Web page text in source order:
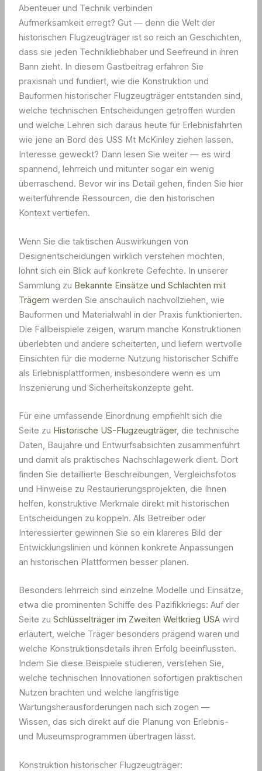
Abenteuer und Technik verbinden
Aufmerksamkeit erregt? Gut — denn die Welt der
historischen Flugzeugträger ist so reich an Geschichten,
dass sie jeden Technikliebhaber und Seefreund in ihren
Bann zieht. In diesem Gastbeitrag erfahren Sie
praxisnah und fundiert, wie die Konstruktion und
Bauformen historischer Flugzeugträger entstanden sind,
welche technischen Entscheidungen getroffen wurden
und welche Lehren sich daraus heute für Erlebnisfahrten
wie jene an Bord des USS Mt McKinley ziehen lassen.
Interesse geweckt? Dann lesen Sie weiter — es wird
spannend, lehrreich und mitunter sogar ein wenig
überraschend. Bevor wir ins Detail gehen, finden Sie hier
weiterführende Ressourcen, die den historischen
Kontext vertiefen.
Wenn Sie die taktischen Auswirkungen von
Designentscheidungen wirklich verstehen möchten,
lohnt sich ein Blick auf konkrete Gefechte. In unserer
Sammlung zu Bekannte Einsätze und Schlachten mit
Trägern werden Sie anschaulich nachvollziehen, wie
Bauformen und Materialwahl in der Praxis funktionierten.
Die Fallbeispiele zeigen, warum manche Konstruktionen
überlebten und andere scheiterten, und liefern wertvolle
Einsichten für die moderne Nutzung historischer Schiffe
als Erlebnisplattformen, insbesondere wenn es um
Inszenierung und Sicherheitskonzepte geht.
Für eine umfassende Einordnung empfiehlt sich die
Seite zu Historische US-Flugzeugträger, die technische
Daten, Baujahre und Entwurfsabsichten zusammenführt
und damit als praktisches Nachschlagewerk dient. Dort
finden Sie detaillierte Beschreibungen, Vergleichsfotos
und Hinweise zu Restaurierungsprojekten, die Ihnen
helfen, konstruktive Merkmale direkt mit historischen
Entscheidungen zu koppeln. Als Betreiber oder
Interessierter gewinnen Sie so ein klareres Bild der
Entwicklungslinien und können konkrete Anpassungen
an historischen Plattformen besser planen.
Besonders lehrreich sind einzelne Modelle und Einsätze,
etwa die prominenten Schiffe des Pazifikkriegs: Auf der
Seite zu Schlüsselträger im Zweiten Weltkrieg USAwird
erläutert, welche Träger besonders prägend waren und
welche Konstruktionsdetails ihren Erfolg beeinflussten.
Indem Sie diese Beispiele studieren, verstehen Sie,
welche technischen Innovationen sofortigen praktischen
Nutzen brachten und welche langfristige
Wartungsherausforderungen nach sich zogen —
Wissen, das sich direkt auf die Planung von Erlebnis-
und Museumsprogrammen übertragen lässt.
Konstruktion historischer Flugzeugträger: